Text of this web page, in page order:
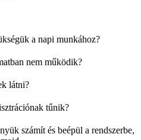
a napi munkához?
nem működik?
látni?
tűnik?
számít és beépül a rendszerbe,